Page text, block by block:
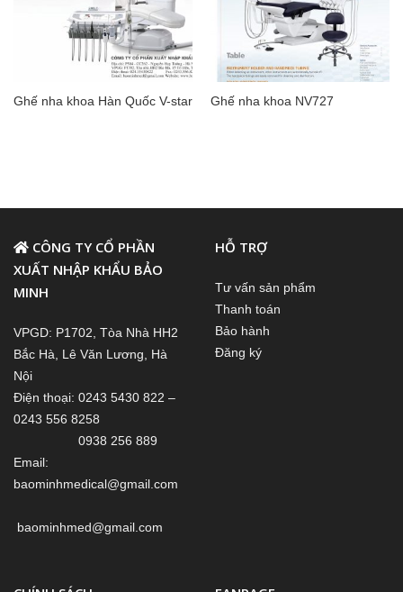
Ghế nha khoa Hàn Quốc V-star Ghế nha khoa NV727
CÔNG TY CỔ PHẦN
XUẤT NHẬP KHẨU BẢO
MINH
VPGD: P1702, Tòa Nhà HH2
Bắc Hà, Lê Văn Lương, Hà
Nội
Điện thoại: 0243 5430 822 –
0243 556 8258
0938 256 889
Email:
baominhmedical@gmail.com
baominhmed@gmail.com
HỖ TRỢ
Tư vấn sản phẩm
Thanh toán
Bảo hành
Đăng ký